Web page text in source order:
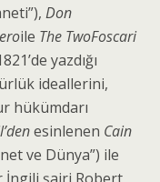
Don
ile The TwoFoscari
yazdığı
ideallerini,
hükümdarı
esinlenen Cain
ve Dünya”) ile